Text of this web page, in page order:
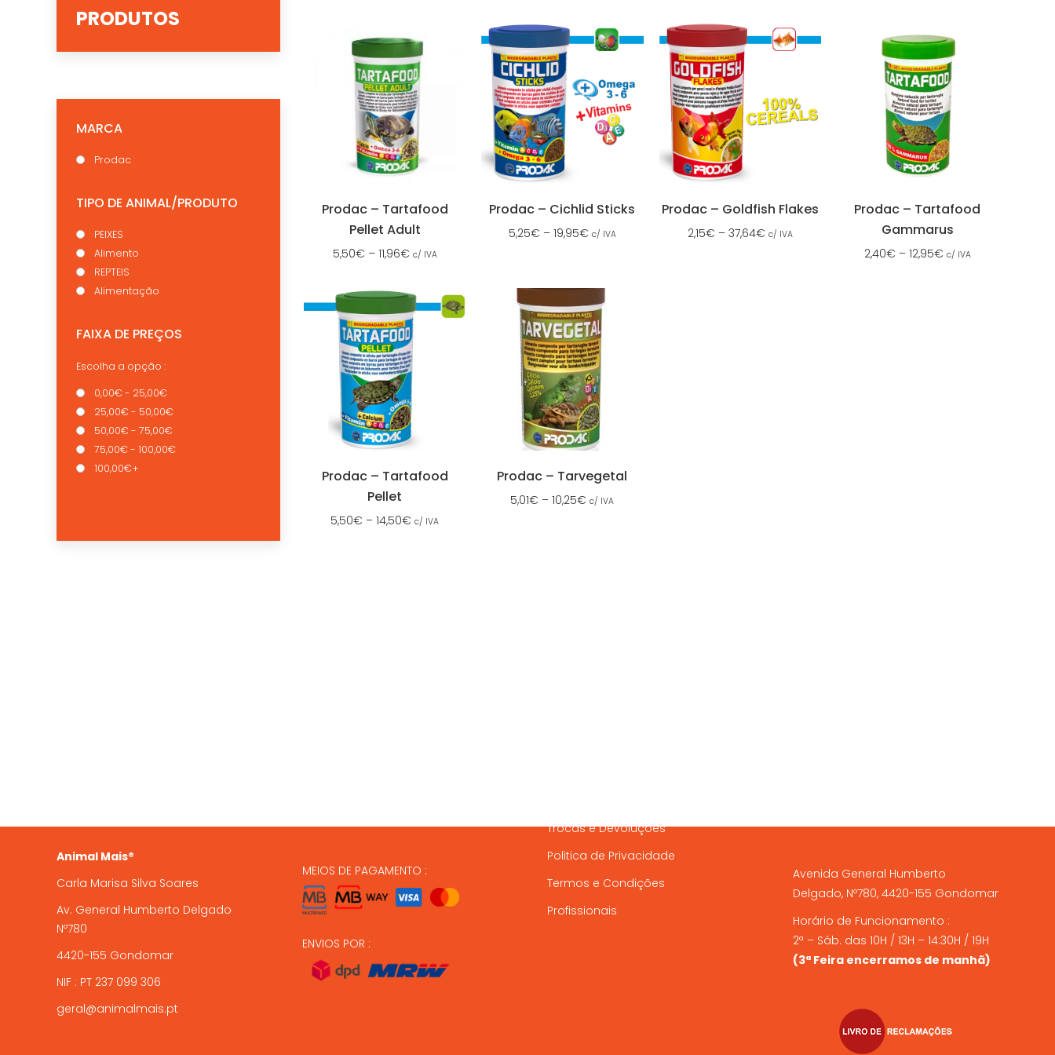
Prodac – Tartafood
Pellet Adult
5,50€ – 11,96€ c/ IVA
Prodac – Cichlid Sticks
5,25€ – 19,95€ c/ IVA
Prodac – Goldfish Flakes
2,15€ – 37,64€ c/ IVA
Prodac – Tartafood
Gammarus
2,40€ – 12,95€ c/ IVA
Prodac – Tartafood
Pellet
5,50€ –14,50€ c/ IVA
Prodac – Tarvegetal
5,01€ –10,25€ c/ IVA
PRODUTOS
MARCA
Prodac
TIPO DE ANIMAL/PRODUTO
PEIXES
Alimento
REPTEIS
Alimentação
FAIXA DE PREÇOS
Escolha a opção :
0,00€ - 25,00€
25,00€ - 50,00€
50,00€ - 75,00€
75,00€ - 100,00€
100,00€+
Animal Mais®
Carla Marisa Silva Soares
Av. General Humberto Delgado
Nº780
4420-155 Gondomar
NIF : PT 237 099 306
geral@animalmais.pt
MEIOS DE PAGAMENTO :
ENVIOS POR :
Trocas e Devoluções
Politica de Privacidade
Termos e Condições
Profissionais
Avenida General Humberto
Delgado, Nº780, 4420-155 Gondomar
Horário de Funcionamento :
2ª – Sáb. das 10H / 13H – 14:30H / 19H
(3ª Feira encerramos de manhã)